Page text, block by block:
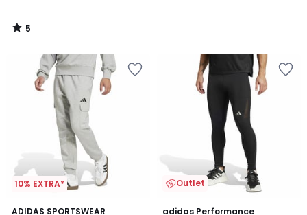
5
/
10% EXTRA*
ADIDAS SPORTSWEAR
5
2
Outlet
adidas Performance
4,8